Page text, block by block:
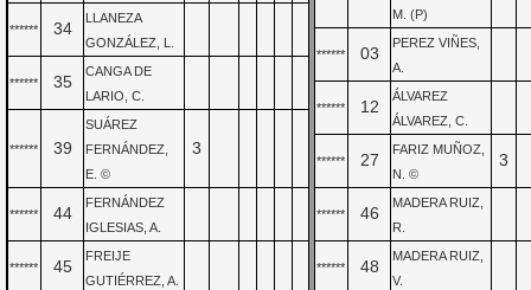
****** 34
LLANEZA
GONZÁLEZ, L.
****** 35
CANGA DE
LARIO, C.
****** 39
SUÁREZ
FERNÁNDEZ,
E. ©
3
****** 44
FERNÁNDEZ
IGLESIAS, A.
****** 45
FREIJE
GUTIÉRREZ, A.
M. (P)
****** 03
PEREZ VIÑES,
A.
****** 12
ÁLVAREZ
ÁLVAREZ, C.
****** 27
FARIZ MUÑOZ,
N. ©
3
****** 46
MADERA RUIZ,
R.
****** 48
MADERA RUIZ,
V.